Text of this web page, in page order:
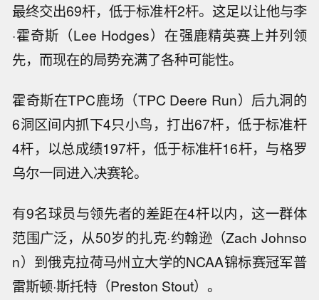
最终交出69杆，低于标准杆2杆。这足以让他与李
·霍奇斯（Lee Hodges）在强鹿精英赛上并列领
先，而现在的局势充满了各种可能性。
霍奇斯在TPC鹿场（TPC Deere Run）后九洞的
6洞区间内抓下4只小鸟，打出67杆，低于标准杆
4杆，以总成绩197杆，低于标准杆16杆，与格罗
乌尔一同进入决赛轮。
有9名球员与领先者的差距在4杆以内，这一群体
范围广泛，从50岁的扎克·约翰逊（Zach Johnso
n）到俄克拉荷马州立大学的NCAA锦标赛冠军普
雷斯顿·斯托特（Preston Stout）。